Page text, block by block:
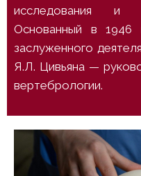
исследования и
Основанный в 1946
заслуженного
Я.Л. Цивьяна —
вертебрологии.